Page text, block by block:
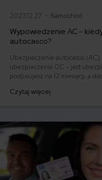
2023.12.27 • Samochód
Wypowiedzenie AC –
autocasco?
Ubezpieczenie autocasco (AC)
ubezpieczenia OC – jest
podpisujesz na 12 miesięcy, a
ofertę lub zdecydowałeś się
Czytaj więcej